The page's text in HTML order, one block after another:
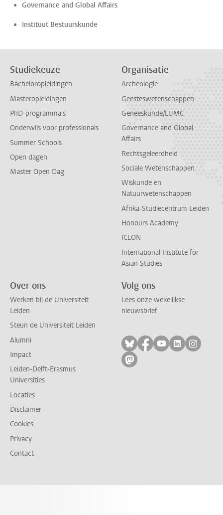
Governance and Global Affairs
Instituut Bestuurskunde
Studiekeuze
Bacheloropleidingen
Masteropleidingen
PhD-programma's
Onderwijs voor professionals
Summer Schools
Open dagen
Master Open Dag
Organisatie
Archeologie
Geesteswetenschappen
Geneeskunde/LUMC
Governance and Global
Affairs
Rechtsgeleerdheid
Sociale Wetenschappen
Wiskunde en
Natuurwetenschappen
Afrika-Studiecentrum Leiden
Honours Academy
ICLON
International Institute for
Asian Studies
Over ons
Werken bij de Universiteit
Leiden
Steun de Universiteit Leiden
Alumni
Impact
Leiden-Delft-Erasmus
Universities
Locaties
Disclaimer
Cookies
Privacy
Contact
Volg ons
Lees onze wekelijkse
nieuwsbrief
Volg ons op bluesky
Volg ons op
Volg ons op
Volg ons
Volg
Volg ons op mastodon